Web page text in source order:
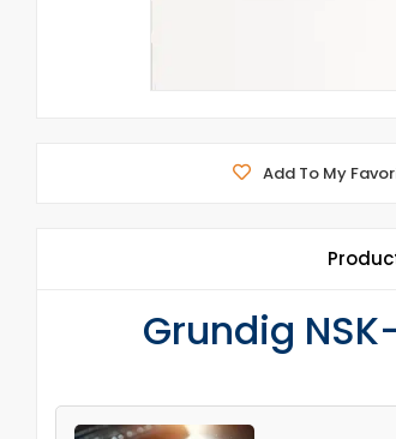
Add To My
Grundig